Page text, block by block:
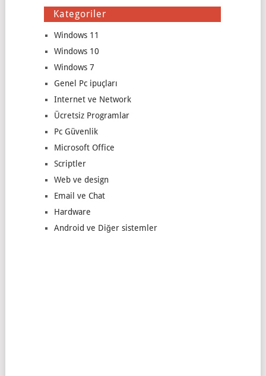
Kategoriler
Windows 11
Windows 10
Windows 7
Genel Pc ipuçları
Internet ve Network
Ücretsiz Programlar
Pc Güvenlik
Microsoft Office
Scriptler
Web ve design
Email ve Chat
Hardware
Android ve Diğer sistemler